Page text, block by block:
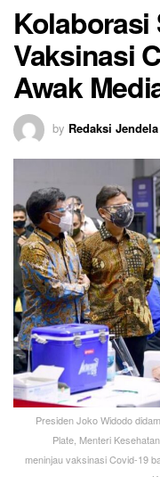
Kolaborasi
Vaksinasi
Awak
by Redaksi
Presiden Joko Widodo
Plate, Menteri
meninjau vaksinasi Covid-19